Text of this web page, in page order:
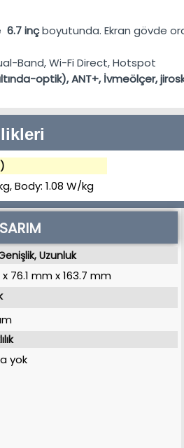
6.7 inçboyutunda. Ekran gövde
Band, Wi-Fi Direct, Hotspot
optik), ANT+, İvmeölçer,
, Body: 1.08 W/kg
Genişlik, Uzunluk
x 76.1 mmx163.7 mm
yok